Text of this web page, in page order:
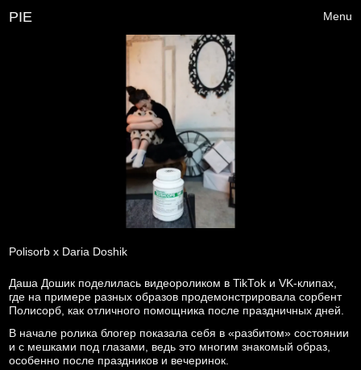
PIE Menu
Даша Дошик поделилась видеороликом в TikTok и VK-клипах,
где на примере разных образов продемонстрировала сорбент
Полисорб, как отличного помощника после праздничных дней.
Polisorb x Daria Doshik
В начале ролика блогер показала себя в «разбитом» состоянии
и с мешками под глазами, ведь это многим знакомый образ,
особенно после праздников и вечеринок.